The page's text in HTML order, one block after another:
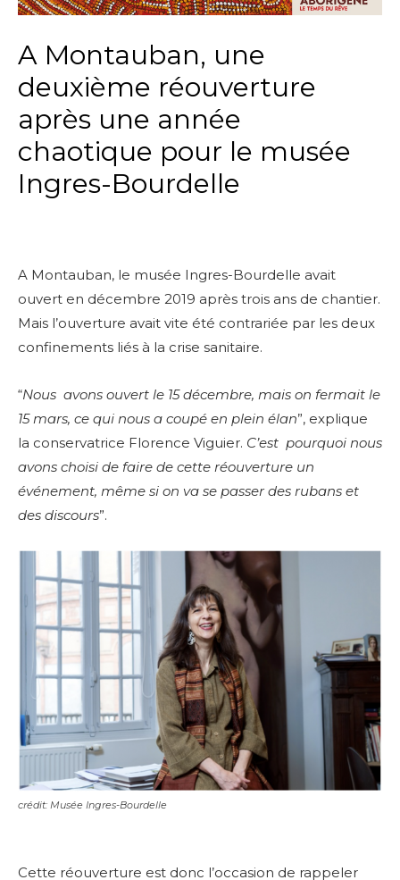
A Montauban, une
deuxième réouverture
après une année
chaotique pour le musée
Ingres-Bourdelle
A Montauban, le musée Ingres-Bourdelle avait
ouvert en décembre 2019 après trois ans de chantier.
Mais l’ouverture avait vite été contrariée par les deux
confinements liés à la crise sanitaire.
“Nous avons ouvert le 15 décembre, mais on fermait le
15 mars, ce qui nous a coupé en plein élan”, explique
la conservatrice Florence Viguier. C’est pourquoi nous
avons choisi de faire de cette réouverture un
événement, même si on va se passer des rubans et
des discours”.
crédit: Musée Ingres-Bourdelle
Cette réouverture est donc l’occasion de rappeler